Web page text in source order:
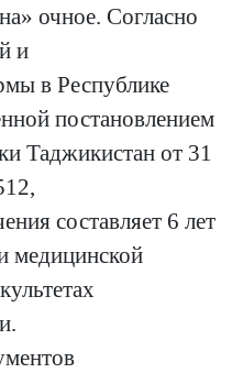
очное. Согласно
и
в Республике
постановлением
Таджикистан от 31
составляет 6 лет
медицинской